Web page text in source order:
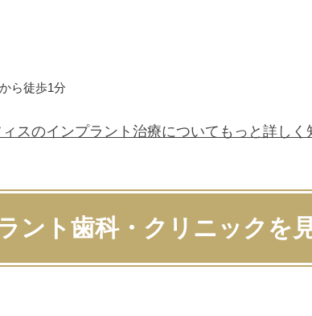
ら徒歩1分
スのインプラント治療について もっと詳しく
ント歯科・クリニックを